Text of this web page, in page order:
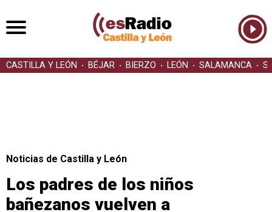
CASTILLA Y LEÓN BÉJAR BIERZO LEÓN SALAMANCA
Noticias de Castilla y León
Los padres de los niños
bañezanos vuelven a